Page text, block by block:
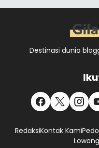
Destinasi dunia
RedaksiKontak Kami